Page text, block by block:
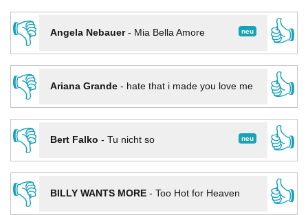
👎 neu
Angela Nebauer- Mia Bella Amore
👍
👎
Ariana Grande- hate that i made you love me
👍
👎
neu
Bert Falko - Tu nicht so
👍
👎
BILLY WANTS MORE- Too Hot for Heaven
👍